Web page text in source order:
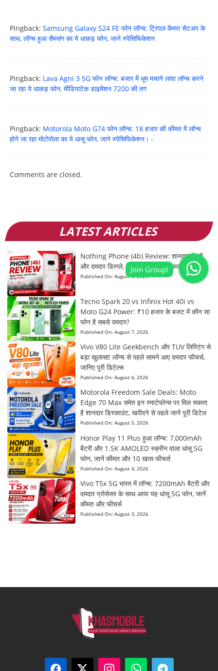
Pingback: Samsung Galaxy S24 FE फोन लॉन्च: ट्रिपल कैमरा सेटअप के
साथ, लॉन्च हुआ सैमसंग का ये धाकड़ फोन, जाने स्पेसिफिकेशन
Pingback: Lava Agni 3 5G फोन लॉन्च: बजार में धूम मचाने लावा लॉन्च करने
जा रहा ये धाकड़ फोन, मीडियाटेक डाइमेंशन 7200 की तग
Pingback: Motorola Moto G74 फोन लॉन्च: 18 हजार की कीमत में लॉन्च
होने जा रहा मोटोरोला का ये धासू फोन, जाने स्पेसिफिकेशन। -
Comments are closed.
LATEST ARTICLES
Nothing Phone (4b) Review: शानदार बैटरी
और दमदार डिस्प्ले, लेकिन कैमरा कर सकता है निराश!
Published On: August 8, 2026
Tecno Spark 20 vs Infinix Hot 40i vs
Moto G24 Power: ₹10 हजार के बजट में कौन सा
फोन है सबसे दमदार?
Published On: August 7, 2026
Vivo V80 Lite Geekbench और TUV लिस्टिंग से
बड़ा खुलासा! लॉन्च से पहले सामने आए दमदार फीचर्स,
जानिए पूरी डिटेल्स
Published On: August 6, 2026
Motorola Freedom Sale Deals: Moto
Edge 70 Max समेत इन स्मार्टफोन्स पर मिल सकता
है शानदार डिस्काउंट, खरीदने से पहले जानें पूरी डिटेल
Published On: August 5, 2026
Honor Play 11 Plus हुआ लॉन्च: 7,000mAh
बैटरी और 1.5K AMOLED स्क्रीन वाला धांसू 5G
फोन, जानें कीमत और 10 खास फीचर्स
Published On: August 4, 2026
Vivo T5x 5G भारत में लॉन्च: 7200mAh बैटरी और
दमदार प्रोसेसर के साथ आया यह धांसू 5G फोन, जानें
कीमत और फीचर्स
Published On: August 3, 2026